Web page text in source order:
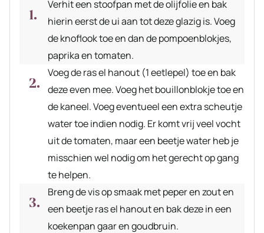
Verhit een stoofpan met de olijfolie en bak
hierin eerst de ui aan tot deze glazig is. Voeg
de knoflook toe en dan de pompoenblokjes,
paprika en tomaten.
Voeg de ras el hanout (1 eetlepel) toe en bak
deze even mee. Voeg het bouillonblokje toe en
de kaneel. Voeg eventueel een extra scheutje
water toe indien nodig. Er komt vrij veel vocht
uit de tomaten, maar een beetje water heb je
misschien wel nodig om het gerecht op gang
te helpen.
Breng de vis op smaak met peper en zout en
een beetje ras el hanout en bak deze in een
koekenpan gaar en goudbruin.